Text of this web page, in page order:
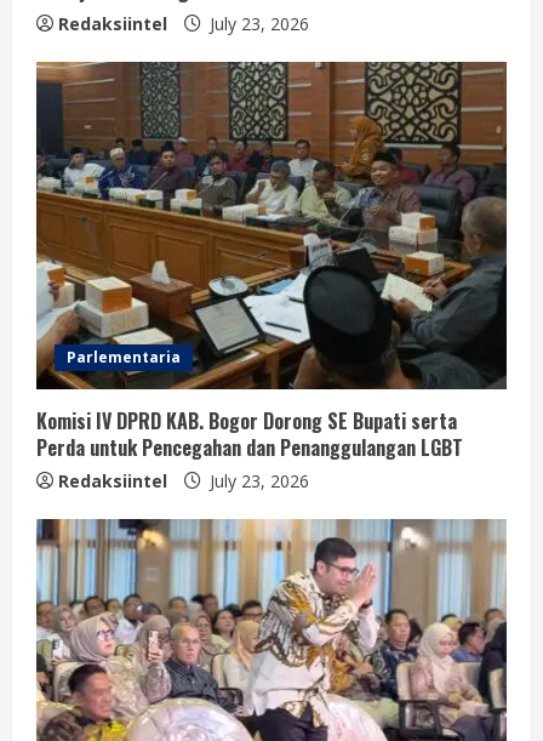
Redaksiintel July 23, 2026
Parlementaria
Komisi IV DPRD KAB. Bogor Dorong SE Bupati serta
Perda untuk Pencegahan dan Penanggulangan LGBT
Redaksiintel July 23, 2026